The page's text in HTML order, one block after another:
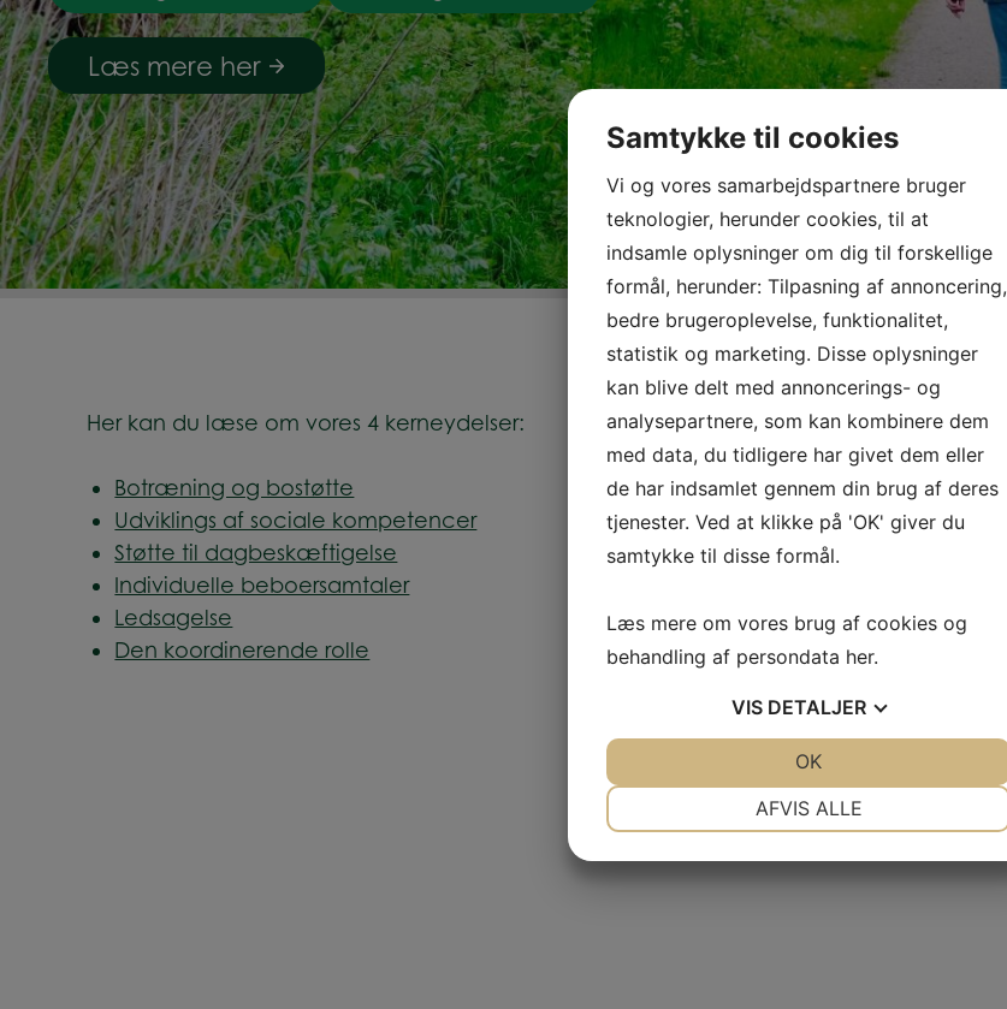
Læs mere her
Her kan du læse om vores 4 kerneydelser:
Botræning og bostøtte
Udviklings af sociale kompetencer
Støtte til dagbeskæftigelse
Individuelle beboersamtaler
Ledsagelse
Den koordinerende rolle
Samtykke til cookies
Vi og vores samarbejdspartnere bruger
teknologier, herunder cookies, til at
indsamle oplysninger om dig til forskellige
formål, herunder: Tilpasning af annoncering,
bedre brugeroplevelse, funktionalitet,
statistik og marketing. Disse oplysninger
kan blive delt med annoncerings- og
analysepartnere, som kan kombinere dem
med data, du tidligere har givet dem eller
de har indsamlet gennem din brug af deres
tjenester. Ved at klikke på 'OK' giver du
samtykke til disse formål.
Læs mere om vores brug af cookies og
behandling af persondata her.
VIS DETALJER
AFVIS ALLE
OK